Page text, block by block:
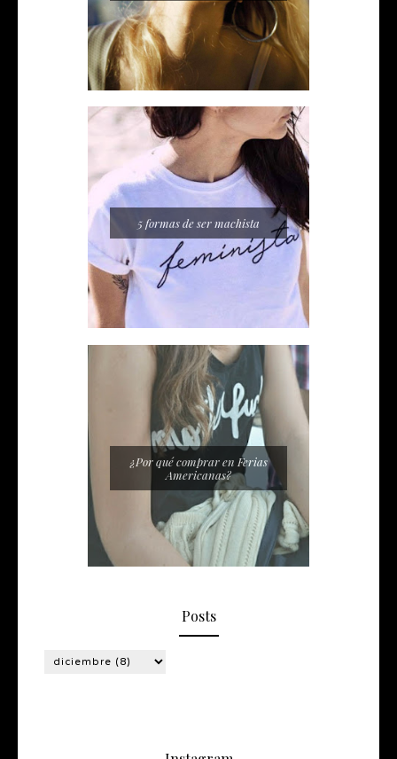
5 formas de ser machista
¿Por qué comprar en Ferias
Americanas?
Posts